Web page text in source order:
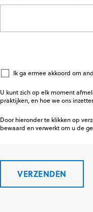
Ik ga ermee akkoord om
U kunt zich op elk moment
praktijken, en hoe we ons
Door hieronder te klikken op
bewaard en verwerkt om u de